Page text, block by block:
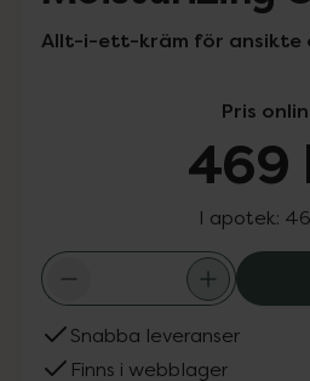
Allt-i-ett-kräm för ansikte
Pris
469
I apotek:
Snabba leveranser
Finns i webblager